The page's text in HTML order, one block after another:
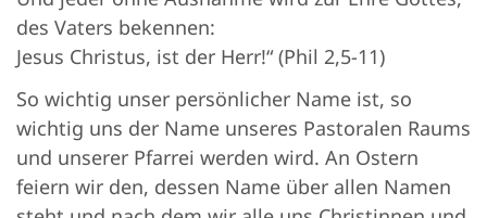
des Vaters bekennen:
Jesus Christus, ist der Herr!“ (Phil 2,5-11)
So wichtig unser persönlicher Name ist, so
wichtig uns der Name unseres Pastoralen Raums
und unserer Pfarrei werden wird. An Ostern
feiern wir den, dessen Name über allen Namen